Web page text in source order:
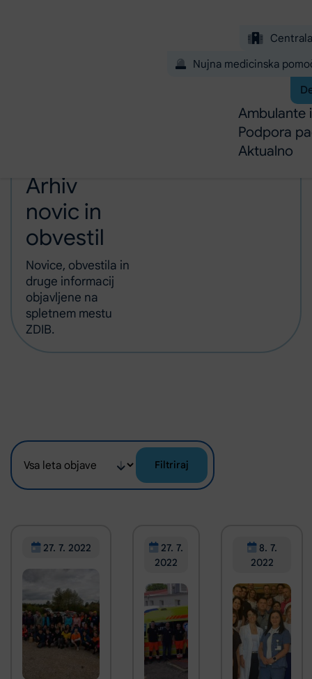
Nujna medicinska
Ambulante
Podpora
Aktualno
Arhiv
novic in
obvestil
Novice, obvestila in
druge informacij
objavljene na
spletnem mestu
ZDIB.
Filtriraj
27. 7. 2022
27. 7.
2022
8. 7.
2022